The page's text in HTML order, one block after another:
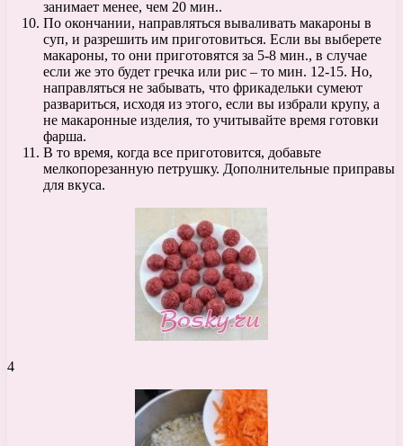
занимает менее, чем 20 мин..
По окончании, направляться вываливать макароны в
суп, и разрешить им приготовиться. Если вы выберете
макароны, то они приготовятся за 5-8 мин., в случае
если же это будет гречка или рис – то мин. 12-15. Но,
направляться не забывать, что фрикадельки сумеют
развариться, исходя из этого, если вы избрали крупу, а
не макаронные изделия, то учитывайте время готовки
фарша.
В то время, когда все приготовится, добавьте
мелкопорезанную петрушку. Дополнительные приправы
для вкуса.
4